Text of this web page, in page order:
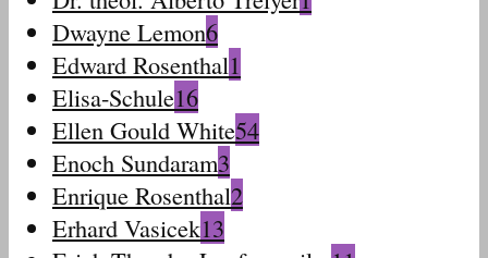
Dwayne Lemon6
Edward Rosenthal1
Elisa-Schule16
Ellen Gould White54
Enoch Sundaram3
Enrique Rosenthal2
Erhard Vasicek13